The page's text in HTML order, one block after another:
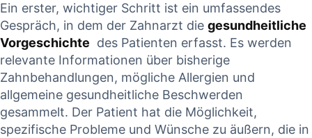
Ein‌ erster, wichtiger Schritt ​ist ein umfassendes
Gespräch, in dem der Zahnarzt die gesundheitliche
Vorgeschichte ​ des Patienten erfasst. ⁢Es ‌werden
relevante Informationen über bisherige
Zahnbehandlungen, mögliche​ Allergien ‌und
allgemeine gesundheitliche Beschwerden​
gesammelt. Der Patient ‌hat die ⁣Möglichkeit,‌
spezifische Probleme und Wünsche zu äußern, ⁢die in